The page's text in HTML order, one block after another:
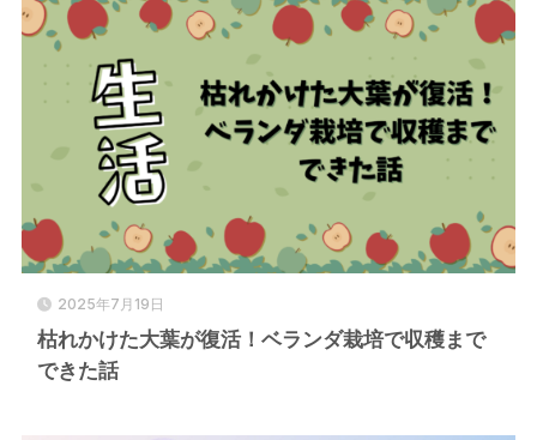
2025年7月19日
枯れかけた大葉が復活！ベランダ栽培で収穫まで
できた話